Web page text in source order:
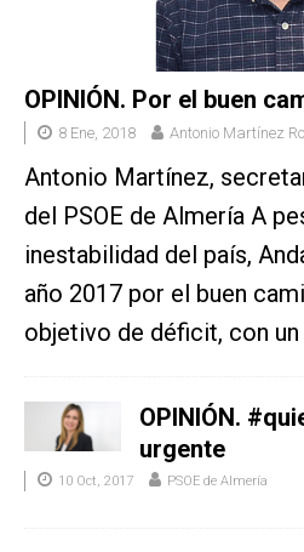
OPINIÓN. Por el buen
8 Ene, 2018 Antonio Martínez
Antonio Martínez,
del PSOE de Almería A
inestabilidad del país,
año 2017 por el buen
objetivo de déficit, con
OPINIÓN.
urgente
10 Oct, 2017 PSOE de Almería